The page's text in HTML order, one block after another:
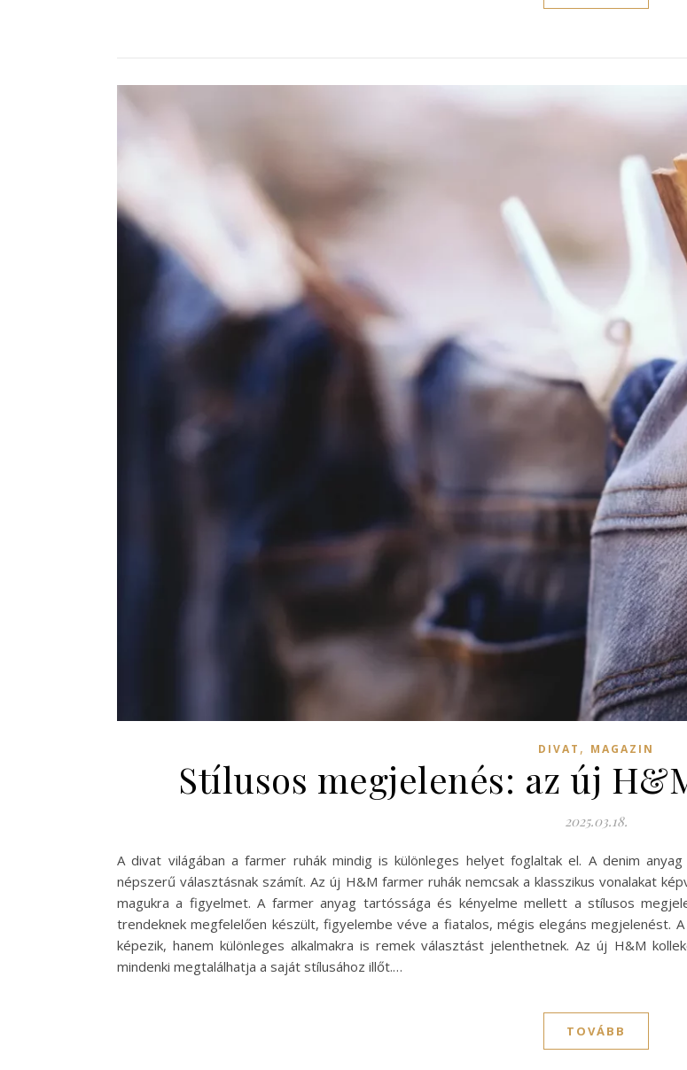
DIVAT , MAGAZIN
Stílusos megjelenés: az új
2025.03.18.
A divat világában a farmer ruhák mindig is különleges helyet foglaltak el. A denim
népszerű választásnak számít. Az új H&M farmer ruhák nemcsak a klasszikus vonalakat
magukra a figyelmet. A farmer anyag tartóssága és kényelme mellett a stílusos
trendeknek megfelelően készült, figyelembe véve a fiatalos, mégis elegáns megjelenést.
képezik, hanem különleges alkalmakra is remek választást jelenthetnek. Az új H&M
mindenki megtalálhatja a saját stílusához illőt.…
TOVÁBB